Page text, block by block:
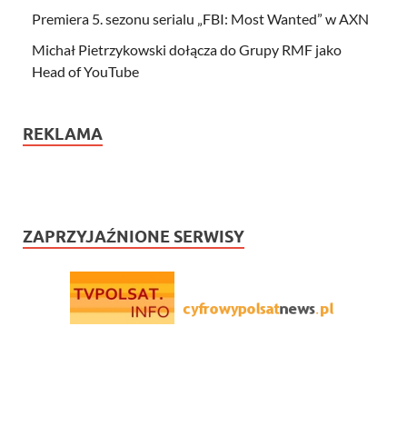
Premiera 5. sezonu serialu „FBI: Most Wanted” w AXN
Michał Pietrzykowski dołącza do Grupy RMF jako
Head of YouTube
REKLAMA
ZAPRZYJAŹNIONE SERWISY